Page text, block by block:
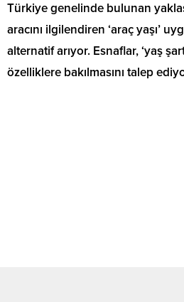
Türkiye genelinde bulunan
aracını ilgilendiren ‘araç yaşı’
alternatif arıyor. Esnaflar, ‘yaş
özelliklere bakılmasını talep